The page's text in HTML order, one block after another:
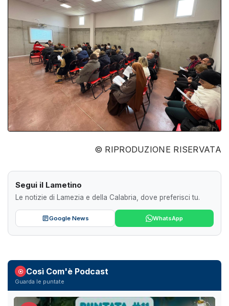
© RIPRODUZIONE RISERVATA
Segui il Lametino
Le notizie di Lamezia e della Calabria, dove preferisci tu.
Google News WhatsApp
Così Com'è Podcast
Guarda le puntate